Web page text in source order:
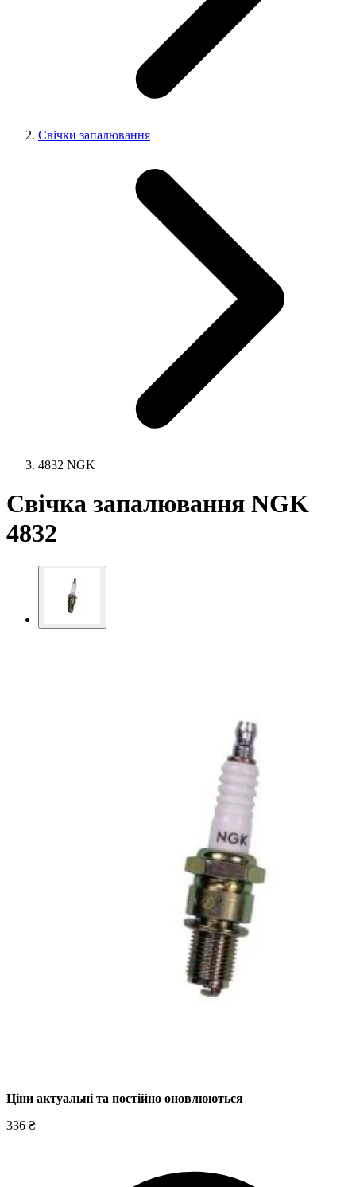
Свічки запалювання
4832 NGK
Свічка запалювання NGK
4832
Ціни актуальні та постійно оновлюються
336 ₴